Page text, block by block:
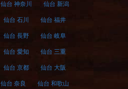
仙台 神奈川 仙台 新潟
仙台 石川 仙台 福井
仙台 長野 仙台 岐阜
仙台 愛知 仙台 三重
仙台 京都 仙台 大阪
仙台 奈良 仙台 和歌山